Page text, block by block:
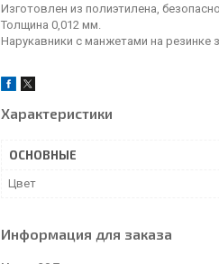
Изготовлен из полиэтилена,
Толщина 0,012 мм.
Нарукавники с манжетами на
Характеристики
ОСНОВНЫЕ
Цвет
Информация для заказа